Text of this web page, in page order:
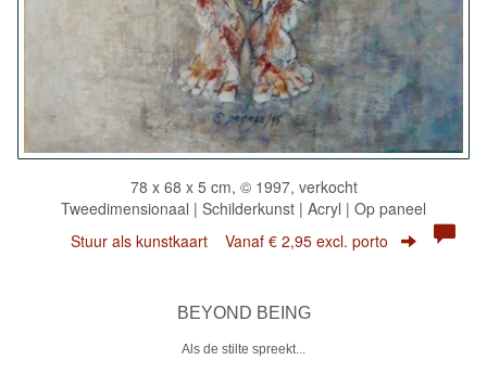
78 x 68 x 5 cm, © 1997, verkocht
Tweedimensionaal | Schilderkunst | Acryl | Op paneel
Stuur als kunstkaart Vanaf € 2,95 excl. porto
BEYOND BEING
Als de stilte spreekt...